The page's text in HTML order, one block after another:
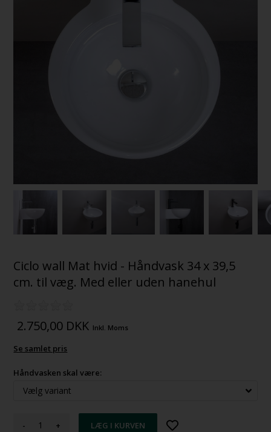
Ciclo wall Mat hvid - Håndvask 34 x 39,5
cm. til væg. Med eller uden hanehul
2.750,00 DKK Inkl. Moms
Se samlet pris
Håndvasken skal være:
- +